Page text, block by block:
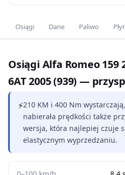
Osiągi Dane Paliwo
Osiągi Alfa Romeo 159
6AT 2005 (939) —
⚡210 KM i 400 Nm
nabierała prędkości także
wersja, która najlepiej czuje
elastycznym wyprzedzaniu.